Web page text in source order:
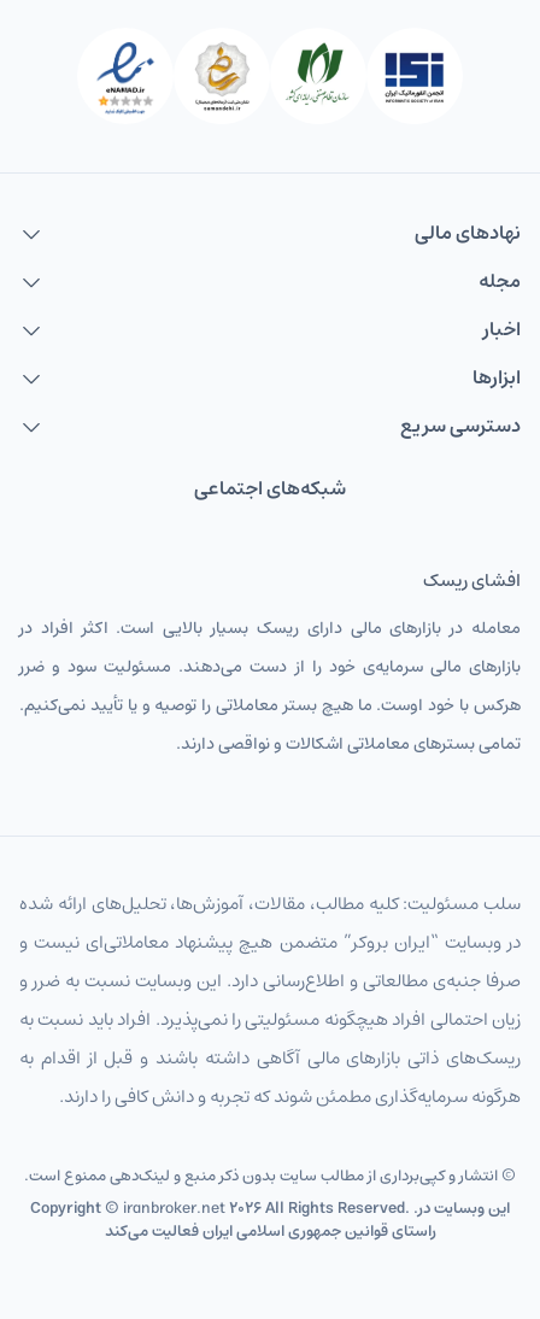
نهاد‌های مالی
مجله
اخبار
ابزارها
دسترسی سریع
شبکه‌های اجتماعی
افشای ریسک
معامله در بازارهای مالی دارای ریسک بسیار بالایی است. اکثر افراد در
بازارهای مالی سرمایه‌ی خود را از دست می‌دهند. مسئولیت سود و ضرر
هرکس با خود اوست. ما هیچ بستر معاملاتی را توصیه و یا تأیید نمی‌کنیم.
تمامی بسترهای معاملاتی اشکالات و نواقصی دارند.
سلب مسئولیت: کلیه مطالب، مقالات، آموزش‌ها، تحلیل‌های ارائه شده
در وبسایت “ایران بروکر” متضمن هیچ پیشنهاد معاملاتی‌ای نیست و
صرفا جنبه‌ی مطالعاتی و اطلاع‌رسانی دارد. این وبسایت نسبت به ضرر و
زیان احتمالی افراد هیچگونه مسئولیتی را نمی‌پذیرد. افراد باید نسبت به
ریسک‌های ذاتی بازارهای مالی آگاهی داشته باشند و قبل از اقدام به
هرگونه سرمایه‌گذاری مطمئن شوند که تجربه و دانش کافی را دارند.
© انتشار و کپی‌برداری از مطالب سایت بدون ذکر منبع و لینک‌دهی ممنوع است.
Copyright © iranbroker.net2026 All Rights Reserved. .این وبسایت در
راستای قوانین جمهوری اسلامی ایران فعالیت می‌کند